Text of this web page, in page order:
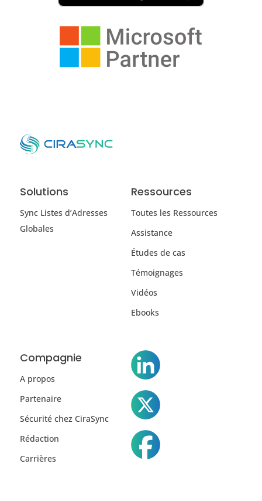
Solutions
Sync Listes d’Adresses
Globales
Ressources
Toutes les Ressources
Assistance
Études de cas
Témoignages
Vidéos
Ebooks
Compagnie
A propos
Partenaire
Sécurité chez CiraSync
Rédaction
Carrières